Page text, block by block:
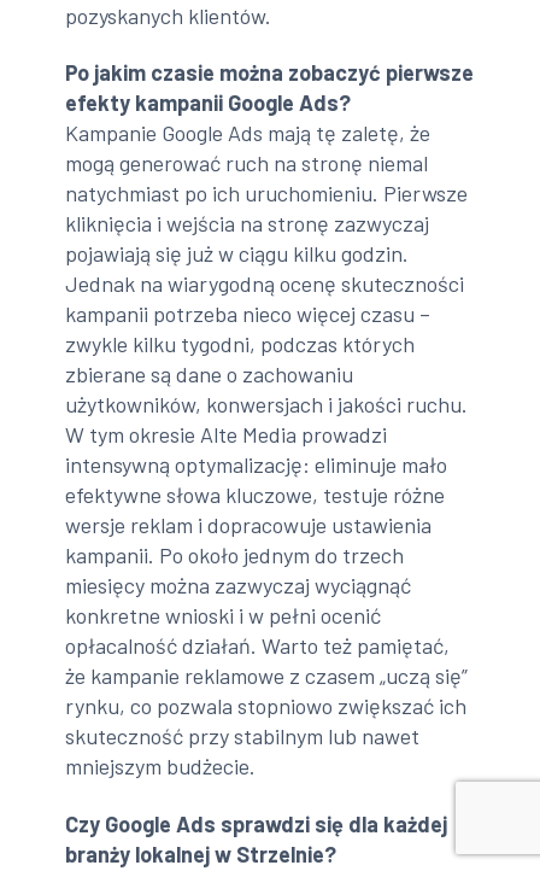
pozyskanych klientów.
Po jakim czasie można zobaczyć pierwsze
efekty kampanii Google Ads?
Kampanie Google Ads mają tę zaletę, że
mogą generować ruch na stronę niemal
natychmiast po ich uruchomieniu. Pierwsze
kliknięcia i wejścia na stronę zazwyczaj
pojawiają się już w ciągu kilku godzin.
Jednak na wiarygodną ocenę skuteczności
kampanii potrzeba nieco więcej czasu –
zwykle kilku tygodni, podczas których
zbierane są dane o zachowaniu
użytkowników, konwersjach i jakości ruchu.
W tym okresie Alte Media prowadzi
intensywną optymalizację: eliminuje mało
efektywne słowa kluczowe, testuje różne
wersje reklam i dopracowuje ustawienia
kampanii. Po około jednym do trzech
miesięcy można zazwyczaj wyciągnąć
konkretne wnioski i w pełni ocenić
opłacalność działań. Warto też pamiętać,
że kampanie reklamowe z czasem „uczą się”
rynku, co pozwala stopniowo zwiększać ich
skuteczność przy stabilnym lub nawet
mniejszym budżecie.
Czy Google Ads sprawdzi się dla każdej
branży lokalnej w Strzelnie?